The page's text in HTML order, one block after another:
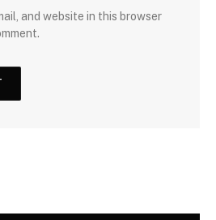
and website in this browser